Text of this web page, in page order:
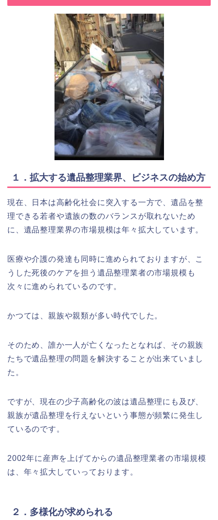
１．拡大する遺品整理業界、ビジネスの始め方
現在、日本は高齢化社会に突入する一方で、遺品を整
理できる若者や遺族の数のバランスが取れないため
に、遺品整理業界の市場規模は年々拡大しています。
医療や介護の発達も同時に進められておりますが、こ
うした死後のケアを担う遺品整理業者の市場規模も
次々に進められているのです。
かつては、親族や親類が多い時代でした。
そのため、誰か一人が亡くなったとなれば、その親族
たちで遺品整理の問題を解決することが出来ていまし
た。
ですが、現在の少子高齢化の波は遺品整理にも及び、
親族が遺品整理を行えないという事態が頻繁に発生し
ているのです。
2002年に産声を上げてからの遺品整理業者の市場規模
は、年々拡大していっております。
２．多様化が求められる